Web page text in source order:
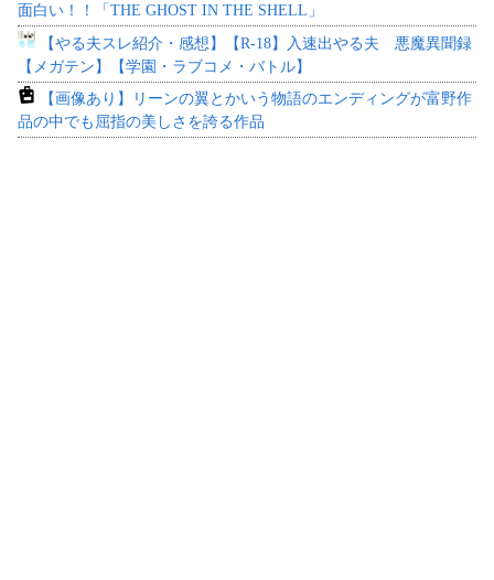
面白い！！「THE GHOST IN THE SHELL」
【やる夫スレ紹介・感想】【R-18】入速出やる夫 悪魔異聞録
【メガテン】【学園・ラブコメ・バトル】
【画像あり】リーンの翼とかいう物語のエンディングが富野作
品の中でも屈指の美しさを誇る作品